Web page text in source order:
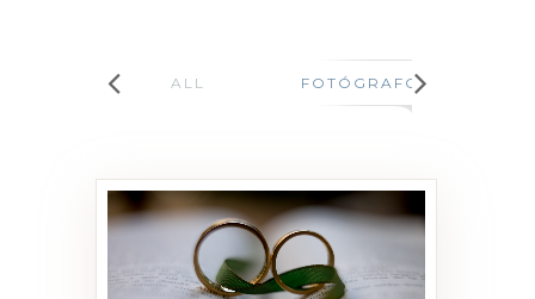
ALL FOTÓGRAFO DE BODAS
Bodas